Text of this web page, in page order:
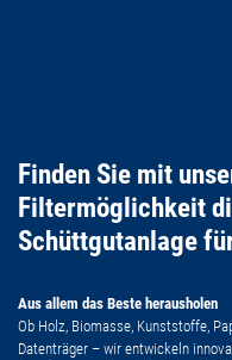
Finden Sie mit
Filtermöglichkeit
Schüttgutanlage
Aus allem das Beste herausholen
Ob Holz, Biomasse, Kunststoffe,
Datenträger – wir entwickeln